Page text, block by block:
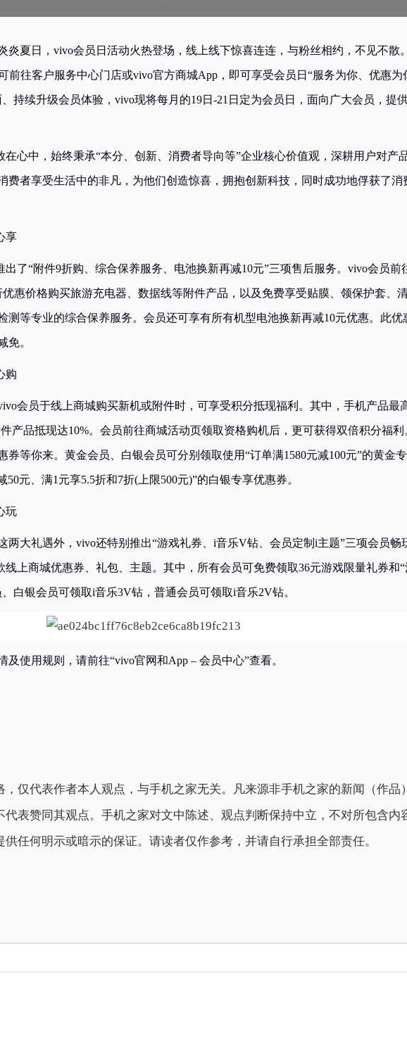
夏日，vivo会员日活动火热登场，线上线下惊喜连连，与粉丝相约，不见不散
前往客户服务中心门店或vivo官方商城App，即可享受会员日“服务为你、优惠为
持续升级会员体验，vivo现将每月的19日-21日定为会员日，面向广大会员，提
中，始终秉承“本分、创新、消费者导向等”企业核心价值观，深耕用户对产
费者享受生活中的非凡，为他们创造惊喜，拥抱创新科技，同时成功地俘获了消
享
“附件9折购、综合保养服务、电池换新再减10元”三项售后服务。vivo会员前
惠价格购买旅游充电器、数据线等附件产品，以及免费享受贴膜、领保护套、
测等专业的综合保养服务。会员还可享有所有机型电池换新再减10元优惠。此优
免。
购
员于线上商城购买新机或附件时，可享受积分抵现福利。其中，手机产品最
产品抵现达10%。会员前往商城活动页领取资格购机后，更可获得双倍积分福利
券等你来。黄金会员、白银会员可分别领取使用“订单满1580元减100元”的黄金
50元、满1元享5.5折和7折(上限500元)”的白银专享优惠券。
玩
大礼遇外，vivo还特别推出“游戏礼券、i音乐V钻、会员定制i主题”三项会员畅
上商城优惠券、礼包、主题。其中，所有会员可免费领取36元游戏限量礼券和“
白银会员可领取i音乐3V钻，普通会员可领取i音乐2V钻。
使用规则，请前往“vivo官网和App – 会员中心”查看。
仅代表作者本人观点，与手机之家无关。凡来源非手机之家的新闻（作品
表赞同其观点。手机之家对文中陈述、观点判断保持中立，不对所包含内
任何明示或暗示的保证。请读者仅作参考，并请自行承担全部责任。